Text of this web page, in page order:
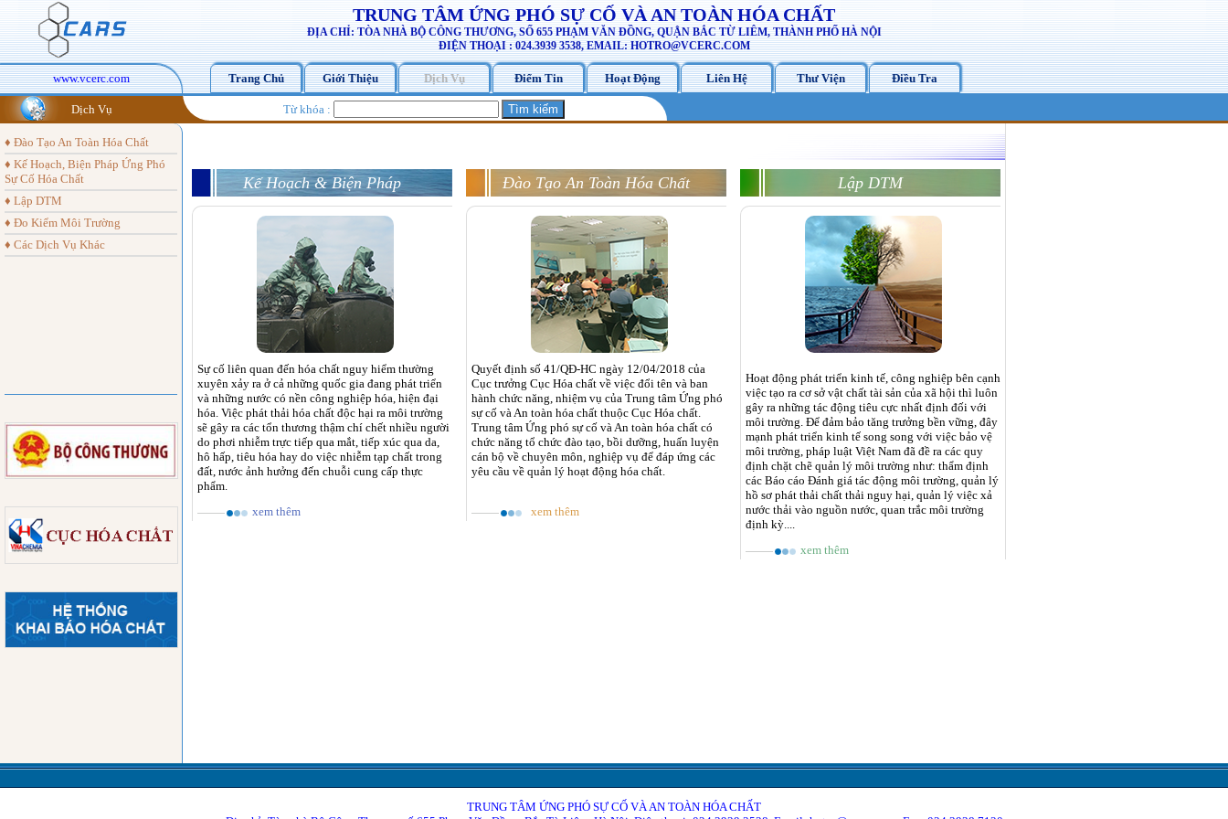
TRUNG TÂM ỨNG PHÓ SỰ CỐ VÀ AN TOÀN HÓA CHẤT
ĐỊA CHỈ: TÒA NHÀ BỘ CÔNG THƯƠNG, SỐ 655 PHẠM VĂN ĐỒNG, QUẬN BẮC TỪ LIÊM, THÀNH PHỐ HÀ NỘI
ĐIỆN THOẠI : 024.3939 3538, EMAIL: HOTRO@VCERC.COM
www.vcerc.com Trang Chủ Giới Thiệu Dịch Vụ Điểm Tin Hoạt Động Liên Hệ Thư Viện Điều Tra
Dịch Vụ Từ khóa :
♦ Đào Tạo An Toàn Hóa Chất
♦ Kế Hoạch, Biện Pháp Ứng Phó
Sự Cố Hóa Chất
♦ Lập DTM
♦ Đo Kiểm Môi Trường
♦ Các Dịch Vụ Khác
Kế Hoạch & Biện Pháp
Sự cố liên quan đến hóa chất nguy hiểm thường
xuyên xảy ra ở cả những quốc gia đang phát triển
và những nước có nền công nghiệp hóa, hiện đại
hóa. Việc phát thải hóa chất độc hại ra môi trường
sẽ gây ra các tổn thương thậm chí chết nhiều người
do phơi nhiễm trực tiếp qua mắt, tiếp xúc qua da,
hô hấp, tiêu hóa hay do việc nhiễm tạp chất trong
đất, nước ảnh hưởng đến chuỗi cung cấp thực
phẩm.
xem thêm
Đào Tạo An Toàn Hóa Chất
Quyết định số 41/QĐ-HC ngày 12/04/2018 của
Cục trưởng Cục Hóa chất về việc đổi tên và ban
hành chức năng, nhiệm vụ của Trung tâm Ứng phó
sự cố và An toàn hóa chất thuộc Cục Hóa chất.
Trung tâm Ứng phó sự cố và An toàn hóa chất có
chức năng tổ chức đào tạo, bồi dưỡng, huấn luyện
cán bộ về chuyên môn, nghiệp vụ để đáp ứng các
yêu cầu về quản lý hoạt động hóa chất.
xem thêm
Lập DTM
Hoạt động phát triển kinh tế, công nghiệp bên cạnh
việc tạo ra cơ sở vật chất tài sản của xã hội thì luôn
gây ra những tác động tiêu cực nhất định đối với
môi trường. Để đảm bảo tăng trưởng bền vững, đây
mạnh phát triển kinh tế song song với việc bảo vệ
môi trường, pháp luật Việt Nam đã đề ra các quy
định chặt chẽ quản lý môi trường như: thẩm định
các Báo cáo Đánh giá tác động môi trường, quản lý
hồ sơ phát thải chất thải nguy hại, quản lý việc xả
nước thải vào nguồn nước, quan trắc môi trường
định kỳ....
xem thêm
TRUNG TÂM ỨNG PHÓ SỰ CỐ VÀ AN TOÀN HÓA CHẤT